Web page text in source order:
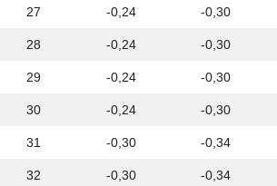
27 -0,24 -0,30
28 -0,24 -0,30
29 -0,24 -0,30
30 -0,24 -0,30
31 -0,30 -0,34
32 -0,30 -0,34